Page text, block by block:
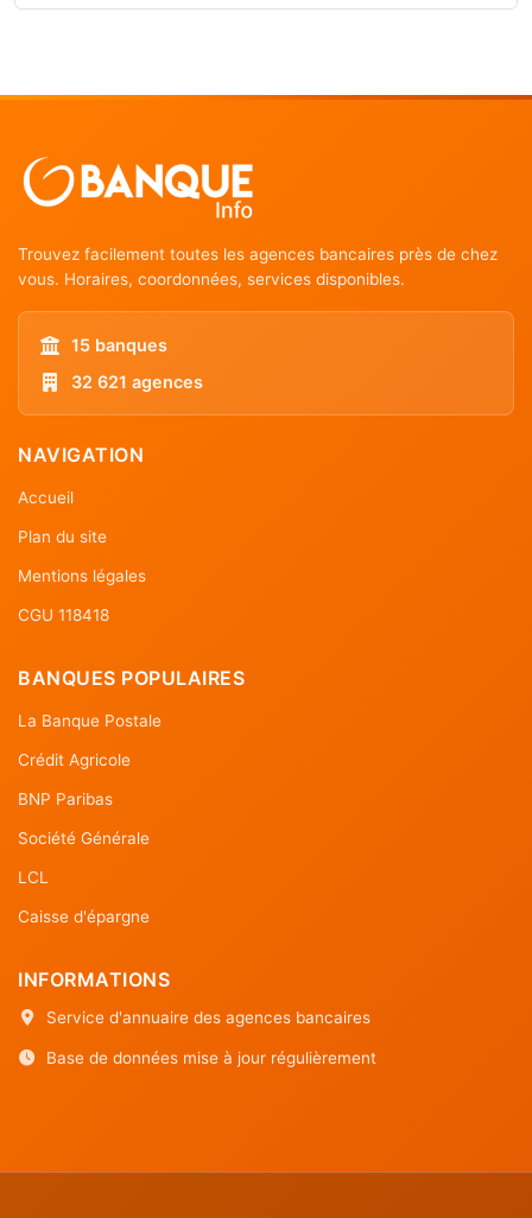
Trouvez facilement toutes les agences bancaires près de chez
vous. Horaires, coordonnées, services disponibles.
15 banques
32 621 agences
NAVIGATION
Accueil
Plan du site
Mentions légales
CGU 118418
BANQUES POPULAIRES
La Banque Postale
Crédit Agricole
BNP Paribas
Société Générale
LCL
Caisse d'épargne
INFORMATIONS
Service d'annuaire des agences bancaires
Base de données mise à jour régulièrement